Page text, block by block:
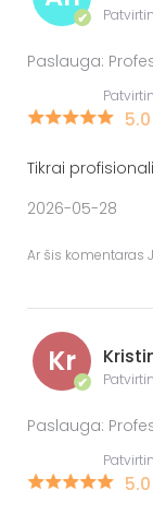
✔
Paslauga:
5.0
Tikrai
2026-05-28
Ar šis komentaras
Kr
✔
Paslauga:
5.0